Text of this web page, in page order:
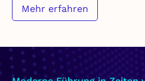
Mehr erfahren
Moderne Führung in Zeiten